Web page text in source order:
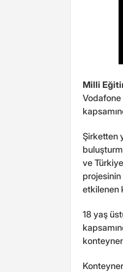
Milli
Vodafone
Şirketten
ve
etkilenen
18 yaş